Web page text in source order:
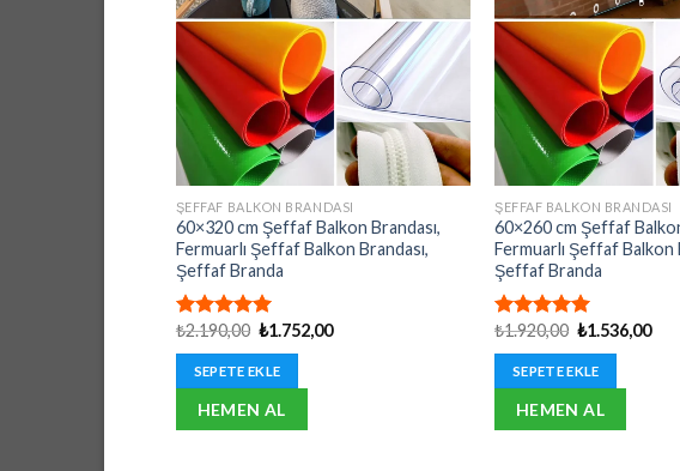
ŞEFFAF BALKON BRANDASI
60×320 cm Şeffaf Balkon Brandası,
Fermuarlı Şeffaf Balkon Brandası,
Şeffaf Branda
5 üzerinden
5.00oy
aldı
₺2.190,00 Orijinal
₺2.190,00.
₺1.752,00Şu
SEPETE EKLE
HEMEN AL
ŞEFFAF BALKON BRANDASI
60×260 cm Şeffaf
Fermuarlı Şeffaf Balkon
Şeffaf Branda
5 üzerinden
5.00oy
aldı
₺1.920,00 Orijinal
₺1.920,00.
₺1.536,00Şu
SEPETE EKLE
HEMEN AL